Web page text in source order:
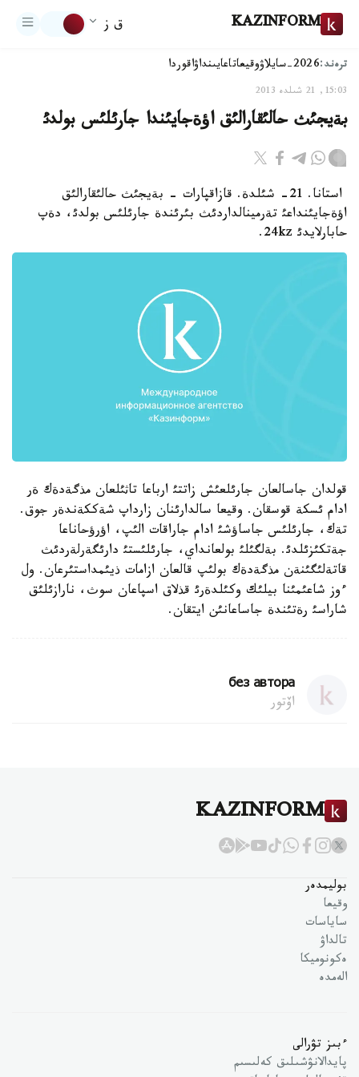
KAZINFORM ق ز
ترەند:2026-سايلاۋ وقيعاتاعايىنداۋاقوردا
15:03, 21 شىلدە 2013
بةيجئث حالئقارالئق اؤةجايئندا جارئلئس بولدئ
استانا. 21- شئلدة. قازاقپارات - بةيجئث حالئقارالئق
اؤةجايئنداعئ تةرمينالداردئث بئرئندة جارئلئس بولدئ، دةپ
حابارلايدئ 24kz.
قولدان جاسالعان جارئلعئش زاتتئ ارباعا تاثئلعان مذگةدةك ةر
ادام ئسكة قوسقان. وقيعا سالدارئنان زارداپ شةككةندةر جوق.
تةك، جارئلئس جاساؤشئ ادام جاراقات الئپ، اؤرؤحاناعا
جةتكئزئلدئ. بةلگئلئ بولعانداي، جارئلئستئ دارئگةرلةردئث
قاتةلئگئنةن مذگةدةك بولئپ قالعان ازامات ذيئمداستئرعان. ول
ءوز شاعئمئنا بيلئك وكئلدةرئ قذلاق اسپاعان سوث، نارازئلئق
شاراسئ رةتئندة جاساعانئن ايتقان.
без автора
اۆتور
KAZINFORM
بوليمدەر
وقيعا
ساياسات
تالداۋ
ەكونوميكا
الەمدە
ءبىز تۋرالى
پايدالانۋشىلىق كەلىسىم